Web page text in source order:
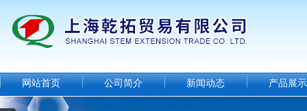
网站首页 公司简介 新闻动态 产品展示